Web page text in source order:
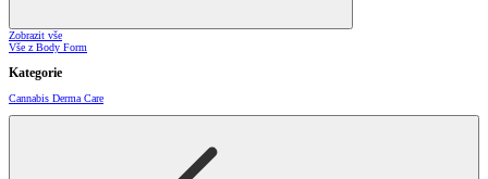
Zobrazit vše
Vše z Body Form
Kategorie
Cannabis Derma Care